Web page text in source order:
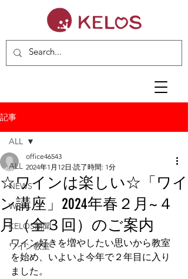
記事
ALL
NEWS
WINE
KELOS新聞
ワイン教室
ALL
☆ワインは楽しい☆「ワイ
ン講座」2024年春２月~４
月（全３回）のご案内
office46543
2024年1月12日 読了時間: 1分
ワイン好きを増やしたい思いから教室
を始め、いよいよ今年で２年目に入り
ました。